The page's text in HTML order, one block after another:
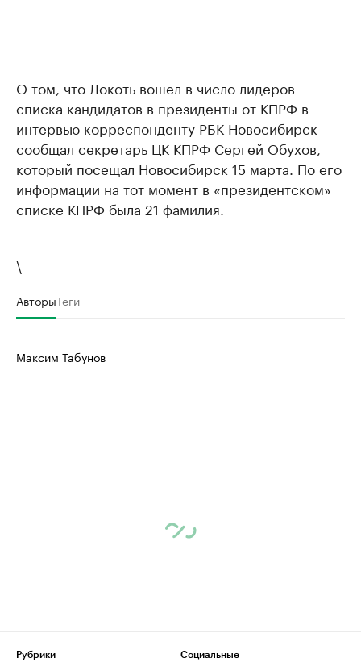
О том, что Локоть вошел в число лидеров
списка кандидатов в президенты от КПРФ в
интервью корреспонденту РБК Новосибирск
сообщал секретарь ЦК КПРФ Сергей Обухов,
который посещал Новосибирск 15 марта. По его
информации на тот момент в «президентском»
списке КПРФ была 21 фамилия.
\
АвторыТеги
Максим Табунов
Рубрики
Социальные